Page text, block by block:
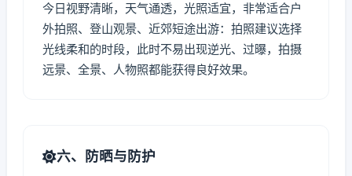
今日视野清晰，天气通透，光照适宜，非常适合户
外拍照、登山观景、近郊短途出游：拍照建议选择
光线柔和的时段，此时不易出现逆光、过曝，拍摄
远景、全景、人物照都能获得良好效果。
六、防晒与防护